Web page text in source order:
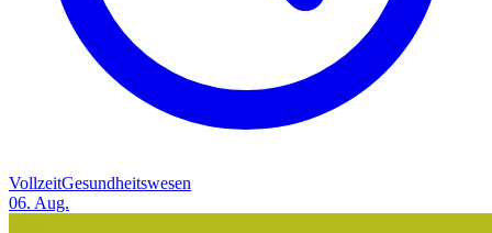
VollzeitGesundheitswesen
06. Aug.